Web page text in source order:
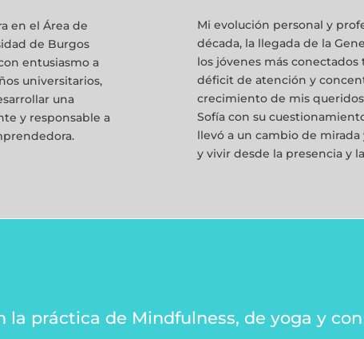
en el Área de
de Burgos
entusiasmo a
universitarios,
una
y responsable a
Mi evolución personal y
década, la llegada de la
los jóvenes más
déficit de atención y
crecimiento de mis
Sofía con su
llevó a un cambio de mirada
y vivir desde la presencia y
práctica de Mindfulness, de yoga y